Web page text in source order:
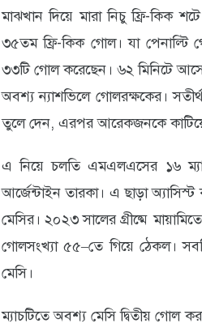
মাঝখান দিয়ে মারা নিচু ফ্রি-কিক
৩৫তম ফ্রি-কিক গোল। যা পেনাল্টি
৩৩টি গোল করেছেন। ৬২ মিনিটে আসে
অবশ্য ন্যাশভিলে গোলরক্ষকের।
তুলে দেন, এরপর আরেকজনকে
এ নিয়ে চলতি এমএলএসের ১৬
আর্জেন্টাইন তারকা। এ ছাড়া
মেসির। ২০২৩ সালের গ্রীষ্মে
গোলসংখ্যা ৫৫–তে গিয়ে ঠেকল।
মেসি।
ম্যাচটিতে অবশ্য মেসি দ্বিতীয় গোল